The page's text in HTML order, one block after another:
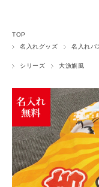
TOP
名入れグッズ
名入れバ
シリーズ 大漁旗風